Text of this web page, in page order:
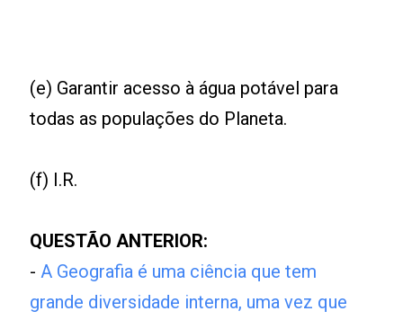
(e) Garantir acesso à água potável para
todas as populações do Planeta.
(f) I.R.
QUESTÃO ANTERIOR:
-A Geografia é uma ciência que tem
grande diversidade interna, uma vez que